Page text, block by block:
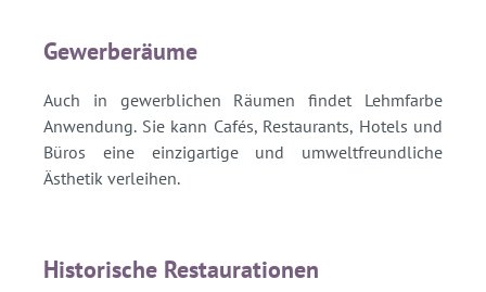
Gewerberäume
Auch in gewerblichen Räumen findet Lehmfarbe
Anwendung. Sie kann Cafés, Restaurants, Hotels und
Büros eine einzigartige und umweltfreundliche
Ästhetik verleihen.
Historische Restaurationen